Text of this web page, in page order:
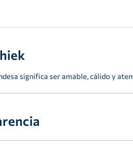
significa ser amable, cálido y
por la honestidad. Nos gustan las